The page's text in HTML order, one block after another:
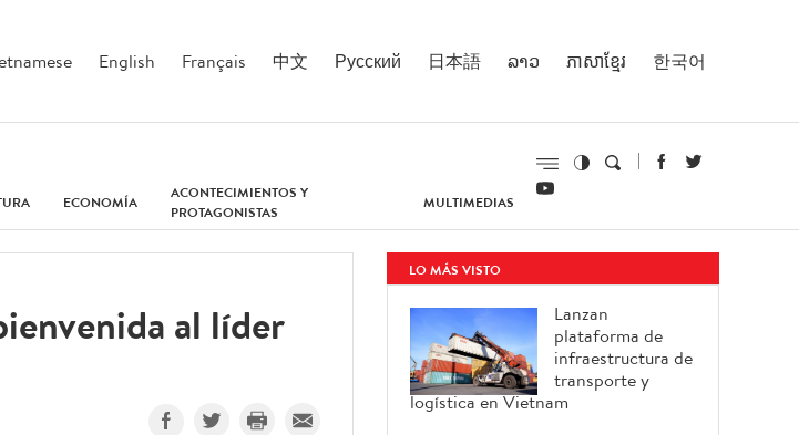
English Français 中文 Русский 日本語 ລາວ ភាសាខ្មែរ 한국어
ECONOMÍA
ACONTECIMIENTOS Y
PROTAGONISTAS
MULTIMEDIAS
al líder
LO MÁS VISTO
Lanzan
plataforma de
infraestructura de
transporte y
logística en Vietnam